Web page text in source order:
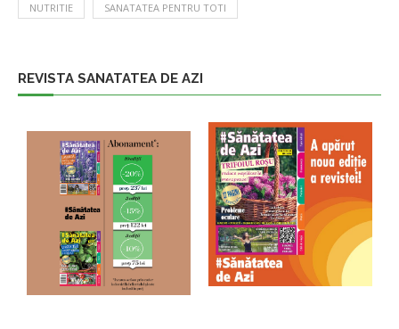
NUTRITIE SANATATEA PENTRU TOTI
REVISTA SANATATEA DE AZI